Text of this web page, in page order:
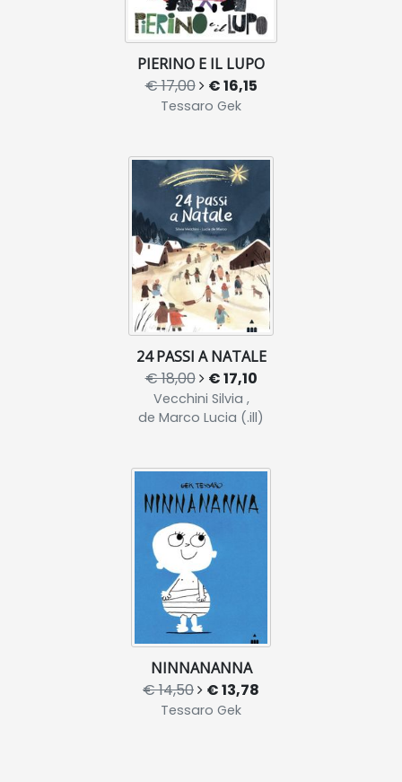
PIERINO E IL LUPO
€ 17,00 € 16,15
Tessaro Gek
24 PASSI A NATALE
€ 18,00 € 17,10
Vecchini Silvia ,
de Marco Lucia (.ill)
NINNANANNA
€ 14,50 € 13,78
Tessaro Gek